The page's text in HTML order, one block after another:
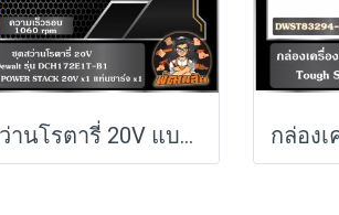
ชุดสว่านโรตารี่ 20V แบต POWERSTACK 1.7Ah Dewalt (DCH172E1T-B1)